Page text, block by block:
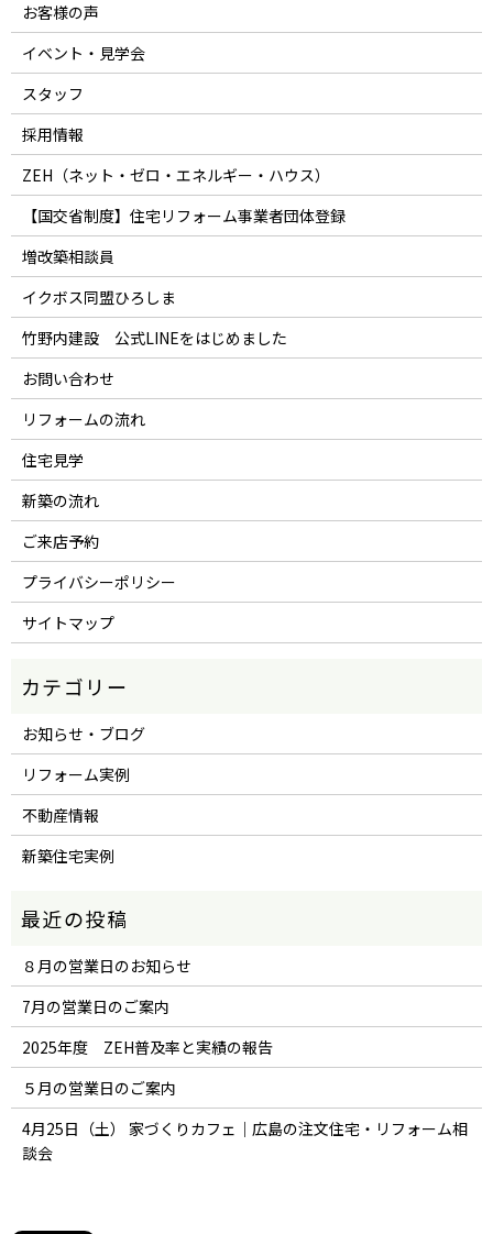
お客様の声
イベント・見学会
スタッフ
採用情報
ZEH（ネット・ゼロ・エネルギー・ハウス）
【国交省制度】住宅リフォーム事業者団体登録
増改築相談員
イクボス同盟ひろしま
竹野内建設 公式LINEをはじめました
お問い合わせ
リフォームの流れ
住宅見学
新築の流れ
ご来店予約
プライバシーポリシー
サイトマップ
お知らせ・ブログ
リフォーム実例
不動産情報
新築住宅実例
８月の営業日のお知らせ
7月の営業日のご案内
2025年度 ZEH普及率と実績の報告
５月の営業日のご案内
4月25日（土） 家づくりカフェ｜広島の注文住宅・リフォーム相
談会